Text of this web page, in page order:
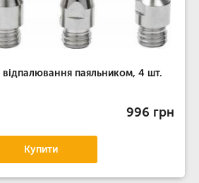
паяльником, 4 шт.
996 грн
Купити